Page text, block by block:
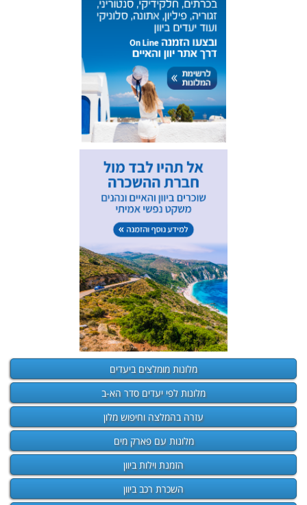
מלונות מומלצים ביעדים
מלונות לפי יעדים סדר הא-ב
עזרה בהמלצה וחיפוש מלון
מלונות עם פארק מים
הזמנת וילות ביוון
השכרת רכב ביוון